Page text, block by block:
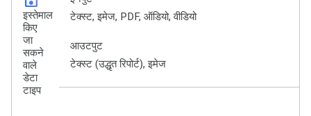
इस्तेमाल
किए
जा
सकने
वाले
डेटा
टाइप
टेक्स्ट, इमेज, PDF, ऑडियो, वीडियो
आउटपुट
टेक्स्ट (उद्धृत रिपोर्ट), इमेज